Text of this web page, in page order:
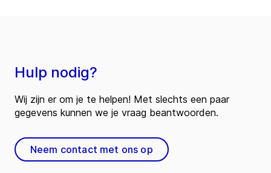
Hulp nodig?
Wij zijn er om je te helpen! Met slechts een paar
gegevens kunnen we je vraag beantwoorden.
Neem contact met ons op